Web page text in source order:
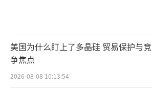
美国为什么盯上了多晶硅 贸易保护与竞
争焦点
2026-08-08 10:13:54